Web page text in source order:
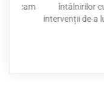
întâlnirilor cu
intervenții de-a
–